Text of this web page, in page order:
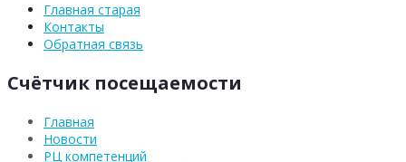
Главная старая
Контакты
Обратная связь
Счётчик посещаемости
Главная
Новости
РЦ компетенций